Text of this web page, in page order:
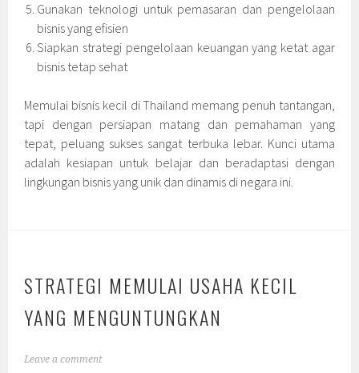
Gunakan teknologi untuk pemasaran dan pengelolaan
bisnis yang efisien
Siapkan strategi pengelolaan keuangan yang ketat agar
bisnis tetap sehat
Memulai bisnis kecil di Thailand memang penuh tantangan,
tapi dengan persiapan matang dan pemahaman yang
tepat, peluang sukses sangat terbuka lebar. Kunci utama
adalah kesiapan untuk belajar dan beradaptasi dengan
lingkungan bisnis yang unik dan dinamis di negara ini.
STRATEGI MEMULAI USAHA KECIL
YANG MENGUNTUNGKAN
Leave a comment